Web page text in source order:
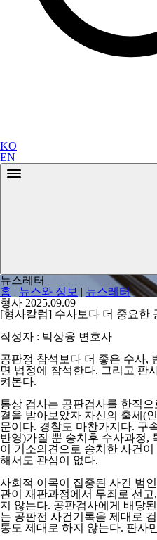
KO
EN
뉴스레터
홈 | 뉴스와 정보 | 뉴스레터
형사 2025.09.09
[형사칼럼] 수사보다 더 중요한
작성자 : 박상융 변호사
공판정 참석보다 더 좋은 수사,
면 법정에 참석한다. 그리고 판
켜본다.
통상 검사는 공판검사를 한직
결을 받아보았자 자신의 출세(
문이다. 경찰도 마찬가지다. 구
반영)가질 뿐 송치후 수사과정,
이 기소의견으로 송치한 사건
해서도 관심이 없다.
사회적 이목이 집중된 사건 범
관이 재판과정에서 무죄로 선
지 않는다. 공판검사에게 배당
는 공판전 사건기록을 제대로
통도 제대로 하지 않는다. 판사